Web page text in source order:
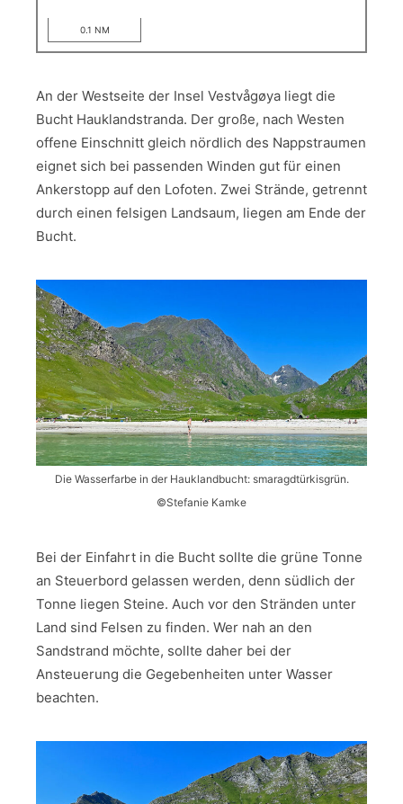
0.1 NM
An der Westseite der Insel Vestvågøya liegt die
Bucht Hauklandstranda. Der große, nach Westen
offene Einschnitt gleich nördlich des Nappstraumen
eignet sich bei passenden Winden gut für einen
Ankerstopp auf den Lofoten. Zwei Strände, getrennt
durch einen felsigen Landsaum, liegen am Ende der
Bucht.
Die Wasserfarbe in der Hauklandbucht: smaragdtürkisgrün.
©Stefanie Kamke
Bei der Einfahrt in die Bucht sollte die grüne Tonne
an Steuerbord gelassen werden, denn südlich der
Tonne liegen Steine. Auch vor den Stränden unter
Land sind Felsen zu finden. Wer nah an den
Sandstrand möchte, sollte daher bei der
Ansteuerung die Gegebenheiten unter Wasser
beachten.